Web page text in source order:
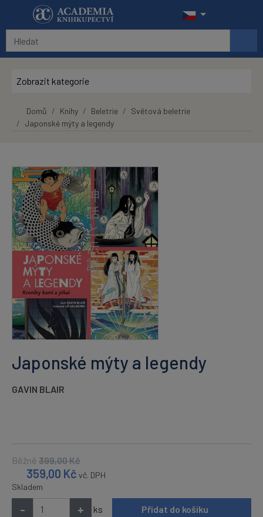
Přeskočit na hlavní obsah
Zobrazit kategorie
Domů Knihy Beletrie
Světová beletrie
Japonské mýty a legendy
Japonské mýty a legendy
GAVIN BLAIR
Běžně 399,00Kč
359,00 Kč vč. DPH
Skladem
- + ks Přidat do košíku